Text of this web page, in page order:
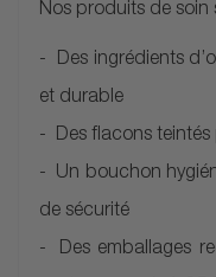
Nos produits de soin
Des ingrédients
et durable
Des flacons
Un bouchon
de sécurité
Des emballages